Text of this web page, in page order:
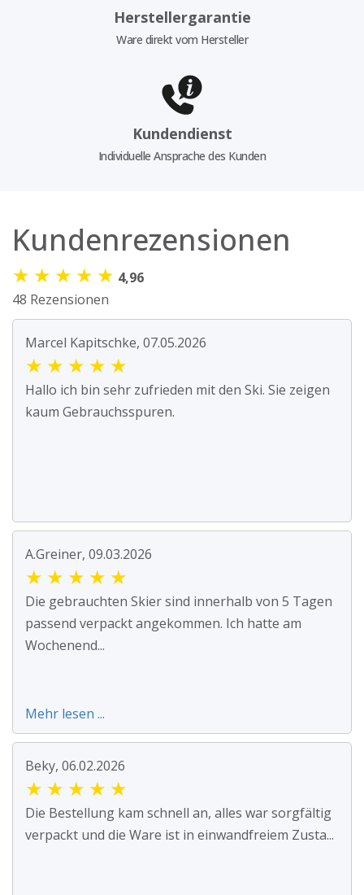
Herstellergarantie
Ware direkt vom Hersteller
Kundendienst
Individuelle Ansprache des Kunden
Kundenrezensionen
★ ★ ★ ★ ★ 4,96
48 Rezensionen
Marcel Kapitschke, 07.05.2026
★ ★ ★ ★ ★
Hallo ich bin sehr zufrieden mit den Ski. Sie zeigen
kaum Gebrauchsspuren.
A.Greiner, 09.03.2026
★ ★ ★ ★ ★
Die gebrauchten Skier sind innerhalb von 5 Tagen
passend verpackt angekommen. Ich hatte am
Wochenend...
Mehr lesen ...
Beky, 06.02.2026
★ ★ ★ ★ ★
Die Bestellung kam schnell an, alles war sorgfältig
verpackt und die Ware ist in einwandfreiem Zusta...